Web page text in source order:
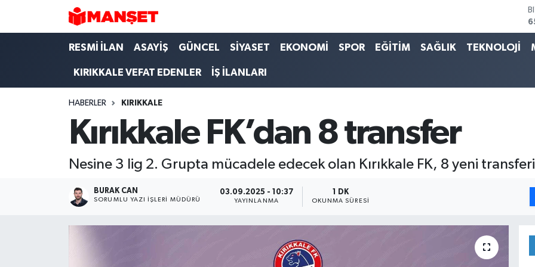
RESMİ İLAN ASAYİŞ GÜNCEL SİYASET EKONOMİ SPOR EĞİTİM SAĞLIK TEKNOLOJİ
KIRIKKALE VEFAT EDENLER İŞ İLANLARI
HABERLER KIRIKKALE
Kırıkkale FK’dan 8 transfer
Nesine 3 lig 2. Grupta mücadele edecek olan Kırıkkale FK, 8 yeni
BURAK CAN
SORUMLU YAZI İŞLERI MÜDÜRÜ
03.09.2025 - 10:37
YAYINLANMA
1 DK
OKUNMA SÜRESI
Hava Durumu
Trafik Durumu
Süper Lig Puan Durumu ve Fikstür
Tüm Manşetler
Son Dakika Haberleri
Haber Arşivi